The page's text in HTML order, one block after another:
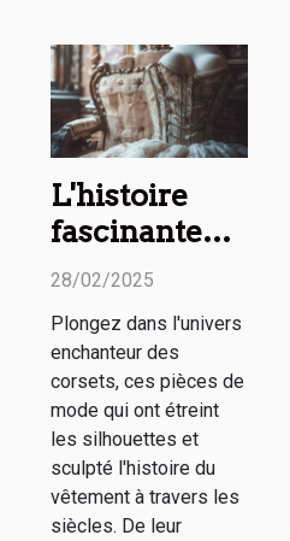
L'histoire
fascinante
des corsets à
siècles
28/02/2025
Plongez dans l'univers
enchanteur des
corsets, ces pièces de
mode qui ont étreint
les silhouettes et
sculpté l'histoire du
vêtement à travers les
siècles. De leur